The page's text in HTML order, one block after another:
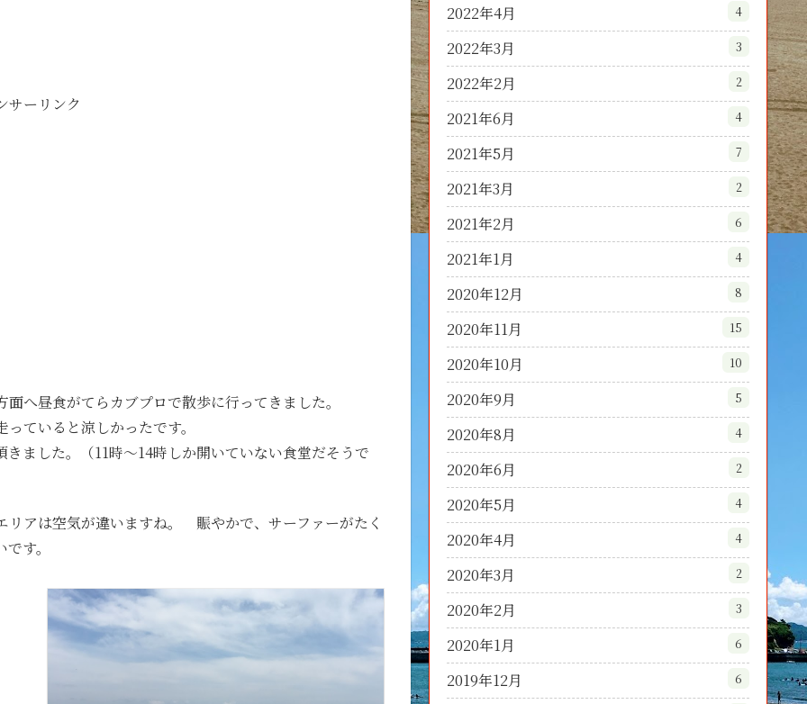
サーリンク
へ昼食がてらカブプロで散歩に行ってきました。
ていると涼しかったです。
ました。（11時～14時しか開いていない食堂だそうで
アは空気が違いますね。 賑やかで、サーファーがたく
す。
2022年4月 4
2022年3月 3
2022年2月 2
2021年6月 4
2021年5月 7
2021年3月 2
2021年2月 6
2021年1月 4
2020年12月 8
2020年11月 15
2020年10月 10
2020年9月 5
2020年8月 4
2020年6月 2
2020年5月 4
2020年4月 4
2020年3月 2
2020年2月 3
2020年1月 6
2019年12月 6